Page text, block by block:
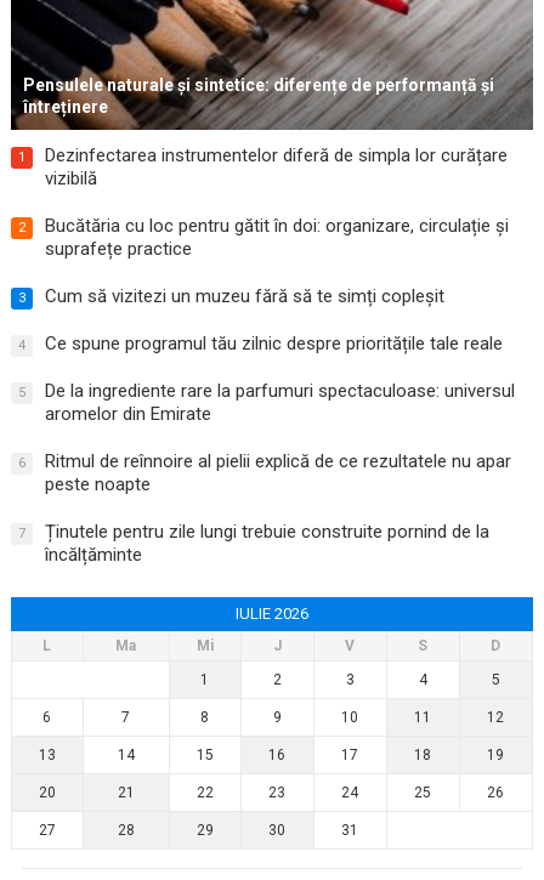
Pensulele naturale și sintetice: diferențe de performanță și
întreținere
1
Dezinfectarea instrumentelor diferă de simpla lor curățare
vizibilă
2
Bucătăria cu loc pentru gătit în doi: organizare, circulație și
suprafețe practice
3 Cum să vizitezi un muzeu fără să te simți copleșit
4 Ce spune programul tău zilnic despre prioritățile tale reale
5
De la ingrediente rare la parfumuri spectaculoase: universul
aromelor din Emirate
6
Ritmul de reînnoire al pielii explică de ce rezultatele nu apar
peste noapte
7
Ținutele pentru zile lungi trebuie construite pornind de la
încălțăminte
IULIE 2026
L Ma Mi J V S
D
1
2 3 4 5
6 7 8 9 10 11 12
13 14 15 16 17 18 19
20 21 22 23 24 25 26
27 28 29 30 31